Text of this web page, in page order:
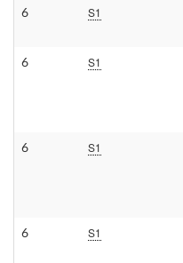
6 S1
6 S1
6 S1
6 S1